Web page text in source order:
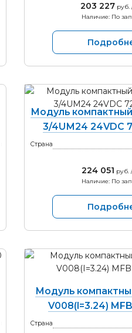
203 227 руб.
Наличие: По
Модуль компактный
3/4UМ24 24VDC
Страна
224 051 руб.
Наличие: По
Модуль
V008(I=3.24)
Страна